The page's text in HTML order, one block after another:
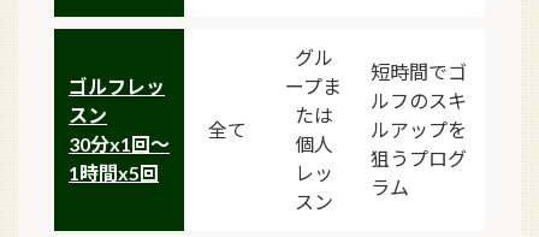
ゴルフレッ
スン
30分x1回～
1時間x5回
全て
グル
ープま
たは
個人
レッ
スン
短時間でゴ
ルフのスキ
ルアップを
狙うプログ
ラム